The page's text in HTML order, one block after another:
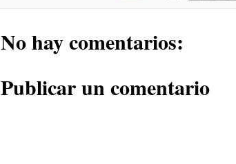
No hay comentarios:
Publicar un comentario